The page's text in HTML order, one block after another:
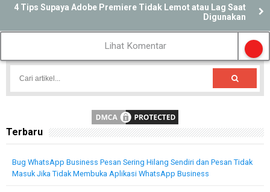
4 Tips Supaya Adobe Premiere Tidak Lemot atau Lag Saat
Digunakan
Lihat Komentar
Terbaru
Bug WhatsApp Business Pesan Sering Hilang Sendiri dan Pesan Tidak
Masuk Jika Tidak Membuka Aplikasi WhatsApp Business